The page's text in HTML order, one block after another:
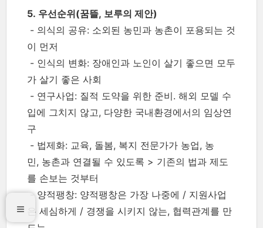
5. 우선순위(꿈뜰, 보루의 제안)
- 의식의 공유: 소외된 농민과 농촌이 포용되는 것
이 먼저
- 인식의 변화: 장애인과 노인이 살기 좋으면 모두
가 살기 좋은 사회
- 연구사업: 질적 도약을 위한 준비. 해외 모델 수
입에 그치지 않고, 다양한 국내환경에서의 임상연
구
- 법제화: 교육, 돌봄, 복지 전문가가 농업, 농
민, 농촌과 연결될 수 있도록 > 기존의 법과 제도
를 손보는 것부터
- 양적팽창: 양적팽창은 가장 나중에 / 지원사업
은 세심하게 / 경쟁을 시키지 않는, 협력관계를 만